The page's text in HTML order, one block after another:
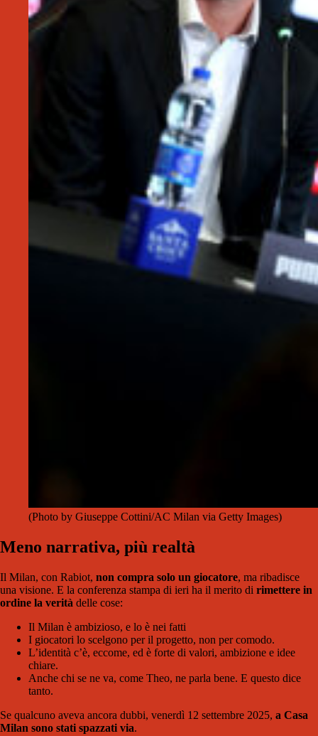
(Photo by Giuseppe Cottini/AC Milan via Getty Images)
Meno narrativa, più realtà
Il Milan, con Rabiot, non compra solo un giocatore, ma ribadisce
una visione. E la conferenza stampa di ieri ha il merito di rimettere in
ordine la verità delle cose:
Il Milan è ambizioso, e lo è nei fatti
I giocatori lo scelgono per il progetto, non per comodo.
L’identità c’è, eccome, ed è forte di valori, ambizione e idee
chiare.
Anche chi se ne va, come Theo, ne parla bene. E questo dice
tanto.
Se qualcuno aveva ancora dubbi, venerdì 12 settembre 2025, a Casa
Milan sono stati spazzati via.